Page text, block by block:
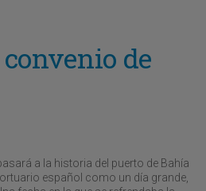
de
a la historia del puerto de Bahía
español como un día grande,